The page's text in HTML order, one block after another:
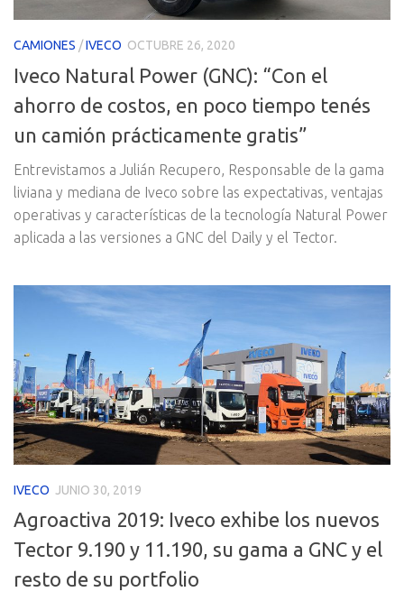
CAMIONES /IVECO OCTUBRE 26, 2020
Iveco Natural Power (GNC): “Con el
ahorro de costos, en poco tiempo tenés
un camión prácticamente gratis”
Entrevistamos a Julián Recupero, Responsable de la gama
liviana y mediana de Iveco sobre las expectativas, ventajas
operativas y características de la tecnología Natural Power
aplicada a las versiones a GNC del Daily y el Tector.
IVECO JUNIO 30, 2019
Agroactiva 2019: Iveco exhibe los nuevos
Tector 9.190 y 11.190, su gama a GNC y el
resto de su portfolio